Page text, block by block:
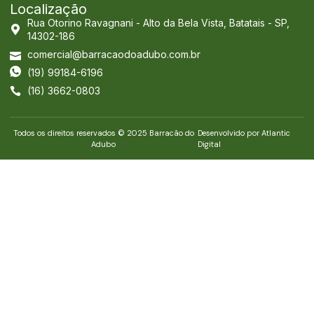
Localização
Rua Otorino Ravagnani - Alto da Bela Vista, Batatais - SP,
14302-186
comercial@barracaodoadubo.com.br
(19) 99184-6196
(16) 3662-0803
Todos os direitos reservados © 2025 Barracão do
Adubo
Desenvolvido por Atlantic
Digital